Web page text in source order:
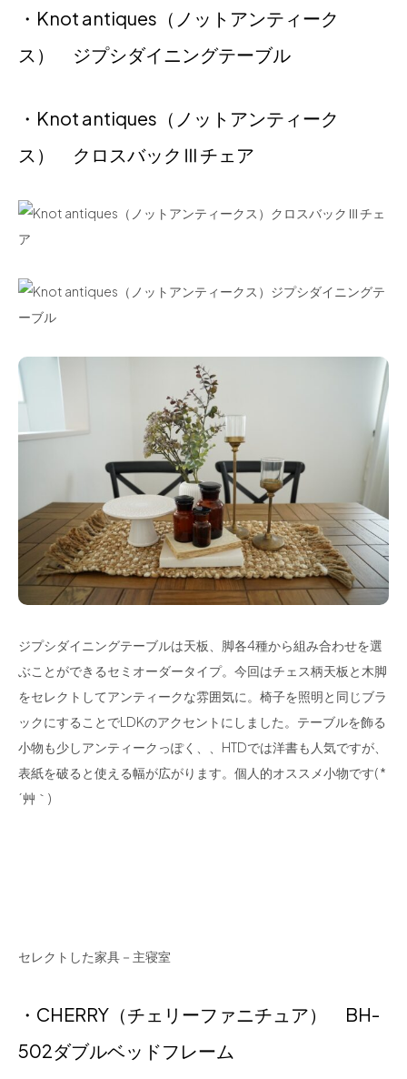
・Knot antiques（ノットアンティーク
ス） ジプシダイニングテーブル
・Knot antiques（ノットアンティーク
ス） クロスバックⅢチェア
ジプシダイニングテーブルは天板、脚各4種から組み合わせを選
ぶことができるセミオーダータイプ。今回はチェス柄天板と木脚
をセレクトしてアンティークな雰囲気に。椅子を照明と同じブラ
ックにすることでLDKのアクセントにしました。テーブルを飾る
小物も少しアンティークっぽく、、HTDでは洋書も人気ですが、
表紙を破ると使える幅が広がります。個人的オススメ小物です( *
´艸｀)
セレクトした家具－主寝室
・CHERRY（チェリーファニチュア） BH-
502ダブルベッドフレーム